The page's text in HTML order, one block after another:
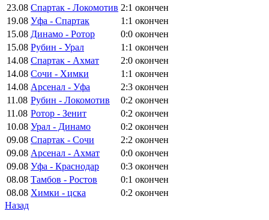
23.08 Спартак - Локомотив 2:1 окончен
19.08 Уфа - Спартак 1:1 окончен
15.08 Динамо - Ротор 0:0 окончен
15.08 Рубин - Урал 1:1 окончен
14.08 Спартак - Ахмат 2:0 окончен
14.08 Сочи - Химки 1:1 окончен
14.08 Арсенал - Уфа 2:3 окончен
11.08 Рубин - Локомотив 0:2 окончен
11.08 Ротор - Зенит 0:2 окончен
10.08 Урал - Динамо 0:2 окончен
09.08 Спартак - Сочи 2:2 окончен
09.08 Арсенал - Ахмат 0:0 окончен
09.08 Уфа - Краснодар 0:3 окончен
08.08 Тамбов - Ростов 0:1 окончен
08.08 Химки - цска 0:2 окончен
Назад